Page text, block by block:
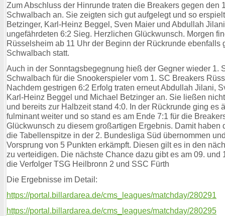
Zum Abschluss der Hinrunde traten die Breakers gegen den
Schwalbach an. Sie zeigten sich gut aufgelegt und so
Betzinger, Karl-Heinz Beggel, Sven Maier und Abdullah
ungefährdeten 6:2 Sieg. Herzlichen Glückwunsch. Morgen
Rüsselsheim ab 11 Uhr der Beginn der Rückrunde ebenfalls
Schwalbach statt.
Auch in der Sonntagsbegegnung hieß der Gegner wieder 1.
Schwalbach für die Snookerspieler vom 1. SC Breakers
Nachdem gestrigen 6:2 Erfolg traten erneut Abdullah Jilani,
Karl-Heinz Beggel und Michael Betzinger an. Sie ließen
und bereits zur Halbzeit stand 4:0. In der Rückrunde ging es
fulminant weiter und so stand es am Ende 7:1 für die
Glückwunsch zu diesem großartigen Ergebnis. Damit haben
die Tabellenspitze in der 2. Bundesliga Süd übernommen
Vorsprung von 5 Punkten erkämpft. Diesen gilt es in den
zu verteidigen. Die nächste Chance dazu gibt es am 09. und
die Verfolger TSG Heilbronn 2 und SSC Fürth
Die Ergebnisse im Detail:
https://portal.billardarea.de/cms_leagues/matchday/280291
https://portal.billardarea.de/cms_leagues/matchday/280295